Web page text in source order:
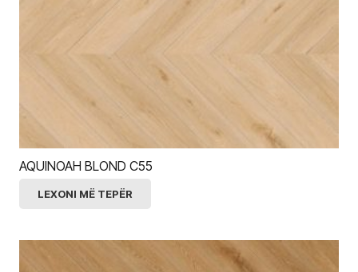
AQUINOAH BLOND C55
LEXONI MË TEPËR